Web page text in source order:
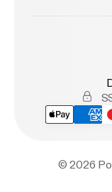
© 2026